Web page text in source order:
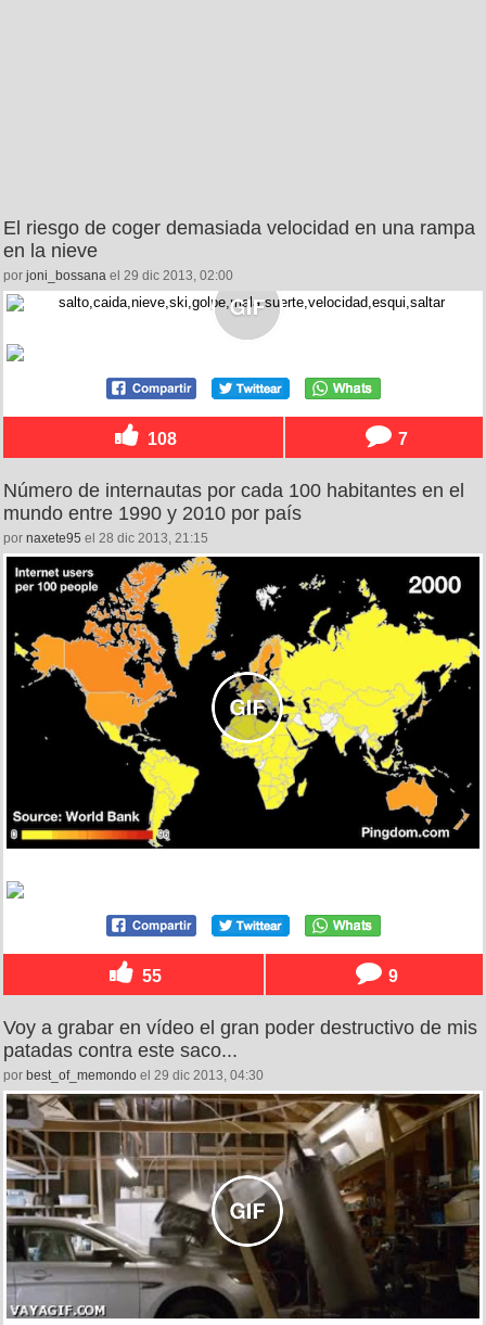
El riesgo de coger demasiada velocidad en una rampa
en la nieve
por joni_bossana el 29 dic 2013, 02:00
108 7
Número de internautas por cada 100 habitantes en el
mundo entre 1990 y 2010 por país
por naxete95 el 28 dic 2013, 21:15
55 9
Voy a grabar en vídeo el gran poder destructivo de mis
patadas contra este saco...
por best_of_memondo el 29 dic 2013, 04:30